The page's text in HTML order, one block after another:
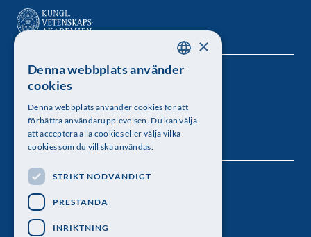
Kungl. Vetenskapsakademien
Besöksadress: Lilla Frescativägen 4A
Telefon: 08-673 95 00
Följ oss
SWEDISH
×
Denna webbplats använder
cookies
Denna webbplats använder cookies för att
förbättra användarupplevelsen. Du kan välja
att acceptera alla cookies eller välja vilka
cookies som du vill ska användas.
STRIKT NÖDVÄNDIGT
PRESTANDA
INRIKTNING